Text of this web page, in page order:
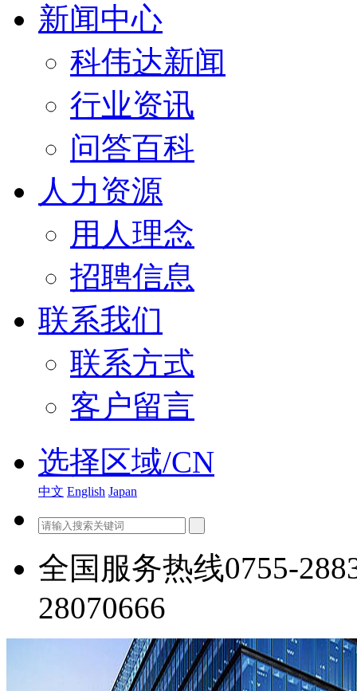
新闻中心
科伟达新闻
行业资讯
问答百科
人力资源
用人理念
招聘信息
联系我们
联系方式
客户留言
选择区域/CN
中文 English Japan
全国服务热线0755-
28070666